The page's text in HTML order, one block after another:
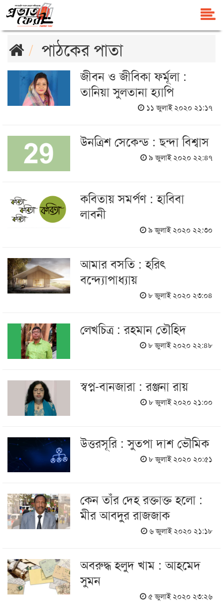
পাঠকের পাতা
জীবন ও জীবিকা ফর্মূলা :
তানিয়া সুলতানা হ্যাপি
১১ জুলাই ২০২০ ২১:১৭
উনত্রিশ সেকেন্ড : ছন্দা বিশ্বাস
৯ জুলাই ২০২০ ২২:৪৭
কবিতায় সমর্পণ : হাবিবা
লাবনী
৯ জুলাই ২০২০ ২২:৩০
আমার বসতি : হরিৎ
বন্দ্যোপাধ্যায়
৮ জুলাই ২০২০ ২৩:০৪
লেখচিত্র : রহমান তৌহিদ
৮ জুলাই ২০২০ ২২:৪৮
স্বপ্ন-বানজারা : রঞ্জনা রায়
৮ জুলাই ২০২০ ২১:০০
উত্তরসূরি : সুতপা দাশ ভৌমিক
৮ জুলাই ২০২০ ২০:৫১
কেন তাঁর দেহ রক্তাক্ত হলো :
মীর আবদুর রাজজাক
৬ জুলাই ২০২০ ২১:১৮
অবরুদ্ধ হলুদ খাম : আহমেদ
সুমন
৫ জুলাই ২০২০ ২৩:২৬